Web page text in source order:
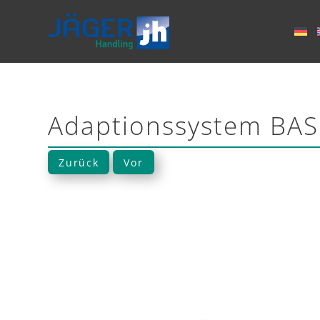
Adaptionssystem
Zurück Vor